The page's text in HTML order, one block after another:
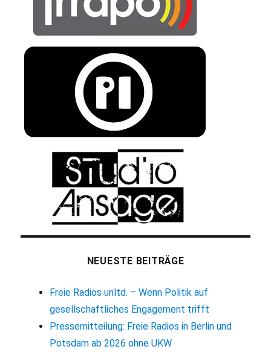
NEUESTE BEITRÄGE
Freie Radios unltd. – Wenn Politik auf
gesellschaftliches Engagement trifft
Pressemitteilung: Freie Radios in Berlin und
Potsdam ab 2026 ohne UKW